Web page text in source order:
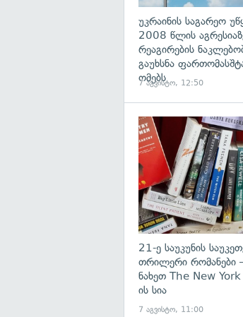
უკრაინის საგარეო
2008 წლის
რეაგირების
გაუხსნა
ომებს
7 აგვისტო, 12:50
21-ე საუკუნის
თრილერი რომანები
ნახეთ The New
ის სია
7 აგვისტო, 11:00